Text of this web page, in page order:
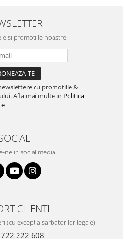
si promotiile noastre
cu promotiile &
Afla mai multe in Politica
ne in social media
CLIENTI
(cu exceptia sarbatorilor legale).
222 608